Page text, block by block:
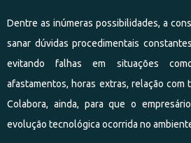
Dentre as inúmeras possibilidades, a
sanar dúvidas procedimentais
evitando falhas em situações
afastamentos, horas extras, relação com
Colabora, ainda, para que o
evolução tecnológica ocorrida no